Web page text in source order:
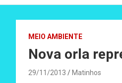
MEIO AMBIENTE
Nova orla
29/11/2013 Matinhos